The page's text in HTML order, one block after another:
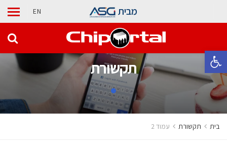
פתח סרגל נגישות
מבית EN
תקשורת
בית תקשורת עמוד 2